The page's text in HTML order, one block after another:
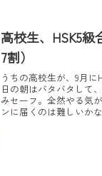
高校生、HSK5
7割）
うちの高校生が、9月
日の朝はバタバタして
みセーフ。全然やる気
ンに届くのは難しいか